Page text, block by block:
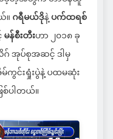
။ ဂရီမယ်ဒိုနဲ့ ပက်ထရစ်
မန်စီးတီးဟာ ၂၀၁၈ ခု
ဂ် အုပ်စုအဆင့် ဒါမှ
င်းရှုံးပွဲနဲ့ ပထမဆုံး
စ်ပါတယ်။